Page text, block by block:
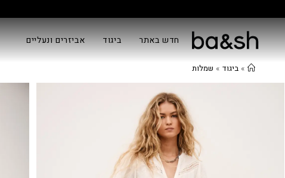
חדש באתר ביגוד אביזרים ונעליים
» ביגוד » שמלות